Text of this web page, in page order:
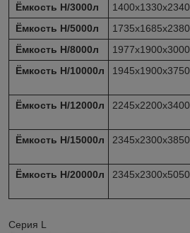
Ёмкость Н/3000л 1400х1330х2340
Ёмкость Н/5000л
1735х1685х2380
Ёмкость Н/8000л
1977х1900х3000
Ёмкость Н/10000л
1945х1900х3750
Ёмкость Н/12000л 2245х2200х3400
Ёмкость Н/15000л 2345х2300х3850
Ёмкость Н/20000л 2345х2300х5050
Серия L